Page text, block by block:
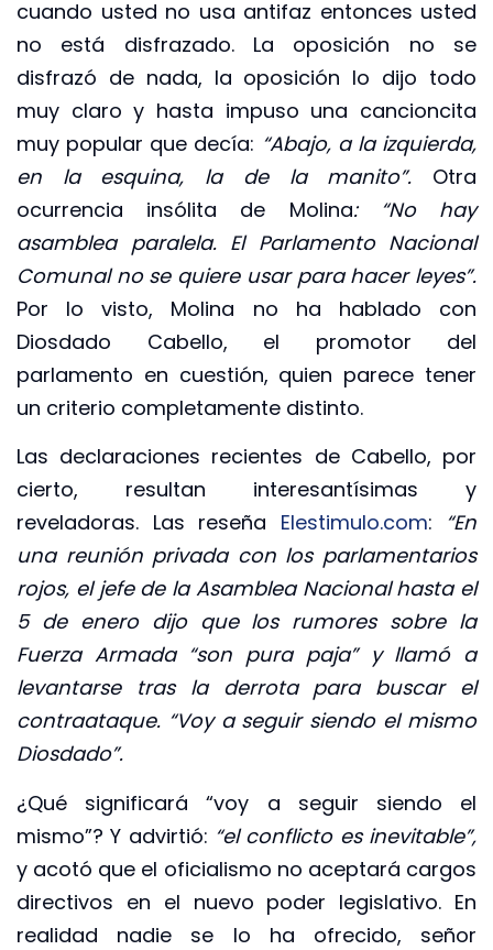
cuando usted no usa antifaz entonces usted
no está disfrazado. La oposición no se
disfrazó de nada, la oposición lo dijo todo
muy claro y hasta impuso una cancioncita
muy popular que decía: “Abajo, a la izquierda,
en la esquina, la de la manito”. Otra
ocurrencia insólita de Molina: “No hay
asamblea paralela. El Parlamento Nacional
Comunal no se quiere usar para hacer leyes”.
Por lo visto, Molina no ha hablado con
Diosdado Cabello, el promotor del
parlamento en cuestión, quien parece tener
un criterio completamente distinto.
Las declaraciones recientes de Cabello, por
cierto, resultan interesantísimas y
reveladoras. Las reseña Elestimulo.com: “En
una reunión privada con los parlamentarios
rojos, el jefe de la Asamblea Nacional hasta el
5 de enero dijo que los rumores sobre la
Fuerza Armada “son pura paja” y llamó a
levantarse tras la derrota para buscar el
contraataque. “Voy a seguir siendo el mismo
Diosdado”.
¿Qué significará “voy a seguir siendo el
mismo”? Y advirtió: “el conflicto es inevitable”,
y acotó que el oficialismo no aceptará cargos
directivos en el nuevo poder legislativo. En
realidad nadie se lo ha ofrecido, señor